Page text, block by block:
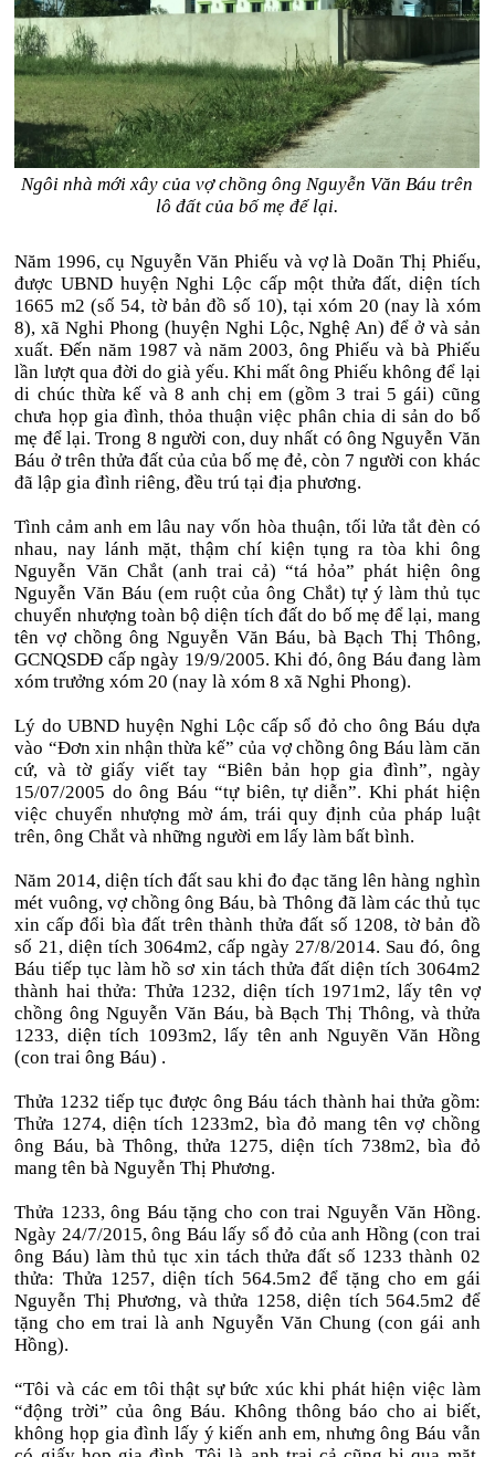
Ngôi nhà mới xây của vợ chồng ông Nguyễn Văn Báu trên
lô đất của bố mẹ để lại.
Năm 1996, cụ Nguyễn Văn Phiếu và vợ là Doãn Thị Phiếu,
được UBND huyện Nghi Lộc cấp một thửa đất, diện tích
1665 m2 (số 54, tờ bản đồ số 10), tại xóm 20 (nay là xóm
8), xã Nghi Phong (huyện Nghi Lộc, Nghệ An) để ở và sản
xuất. Đến năm 1987 và năm 2003, ông Phiếu và bà Phiếu
lần lượt qua đời do già yếu. Khi mất ông Phiếu không để lại
di chúc thừa kế và 8 anh chị em (gồm 3 trai 5 gái) cũng
chưa họp gia đình, thỏa thuận việc phân chia di sản do bố
mẹ để lại. Trong 8 người con, duy nhất có ông Nguyễn Văn
Báu ở trên thửa đất của của bố mẹ đẻ, còn 7 người con khác
đã lập gia đình riêng, đều trú tại địa phương.
Tình cảm anh em lâu nay vốn hòa thuận, tối lửa tắt đèn có
nhau, nay lánh mặt, thậm chí kiện tụng ra tòa khi ông
Nguyễn Văn Chắt (anh trai cả) “tá hỏa” phát hiện ông
Nguyễn Văn Báu (em ruột của ông Chắt) tự ý làm thủ tục
chuyển nhượng toàn bộ diện tích đất do bố mẹ để lại, mang
tên vợ chồng ông Nguyễn Văn Báu, bà Bạch Thị Thông,
GCNQSDĐ cấp ngày 19/9/2005. Khi đó, ông Báu đang làm
xóm trưởng xóm 20 (nay là xóm 8 xã Nghi Phong).
Lý do UBND huyện Nghi Lộc cấp sổ đỏ cho ông Báu dựa
vào “Đơn xin nhận thừa kế” của vợ chồng ông Báu làm căn
cứ, và tờ giấy viết tay “Biên bản họp gia đình”, ngày
15/07/2005 do ông Báu “tự biên, tự diễn”. Khi phát hiện
việc chuyển nhượng mờ ám, trái quy định của pháp luật
trên, ông Chắt và những người em lấy làm bất bình.
Năm 2014, diện tích đất sau khi đo đạc tăng lên hàng nghìn
mét vuông, vợ chồng ông Báu, bà Thông đã làm các thủ tục
xin cấp đổi bìa đất trên thành thửa đất số 1208, tờ bản đồ
số 21, diện tích 3064m2, cấp ngày 27/8/2014. Sau đó, ông
Báu tiếp tục làm hồ sơ xin tách thửa đất diện tích 3064m2
thành hai thửa: Thửa 1232, diện tích 1971m2, lấy tên vợ
chồng ông Nguyễn Văn Báu, bà Bạch Thị Thông, và thửa
1233, diện tích 1093m2, lấy tên anh Nguyẽn Văn Hồng
(con trai ông Báu) .
Thửa 1232 tiếp tục được ông Báu tách thành hai thửa gồm:
Thửa 1274, diện tích 1233m2, bìa đỏ mang tên vợ chồng
ông Báu, bà Thông, thửa 1275, diện tích 738m2, bìa đỏ
mang tên bà Nguyễn Thị Phương.
Thửa 1233, ông Báu tặng cho con trai Nguyễn Văn Hồng.
Ngày 24/7/2015, ông Báu lấy sổ đỏ của anh Hồng (con trai
ông Báu) làm thủ tục xin tách thửa đất số 1233 thành 02
thửa: Thửa 1257, diện tích 564.5m2 để tặng cho em gái
Nguyễn Thị Phương, và thửa 1258, diện tích 564.5m2 để
tặng cho em trai là anh Nguyễn Văn Chung (con gái anh
Hồng).
“Tôi và các em tôi thật sự bức xúc khi phát hiện việc làm
“động trời” của ông Báu. Không thông báo cho ai biết,
không họp gia đình lấy ý kiến anh em, nhưng ông Báu vẫn